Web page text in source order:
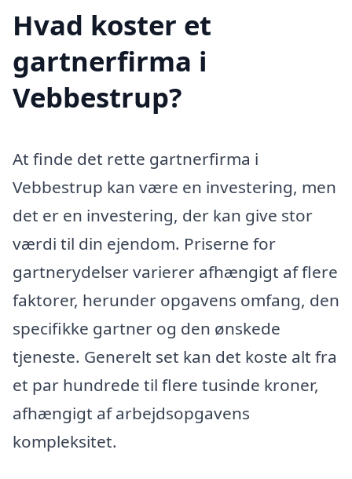
Hvad koster et
gartnerfirma i
Vebbestrup?
At finde det rette gartnerfirma i
Vebbestrup kan være en investering, men
det er en investering, der kan give stor
værdi til din ejendom. Priserne for
gartnerydelser varierer afhængigt af flere
faktorer, herunder opgavens omfang, den
specifikke gartner og den ønskede
tjeneste. Generelt set kan det koste alt fra
et par hundrede til flere tusinde kroner,
afhængigt af arbejdsopgavens
kompleksitet.